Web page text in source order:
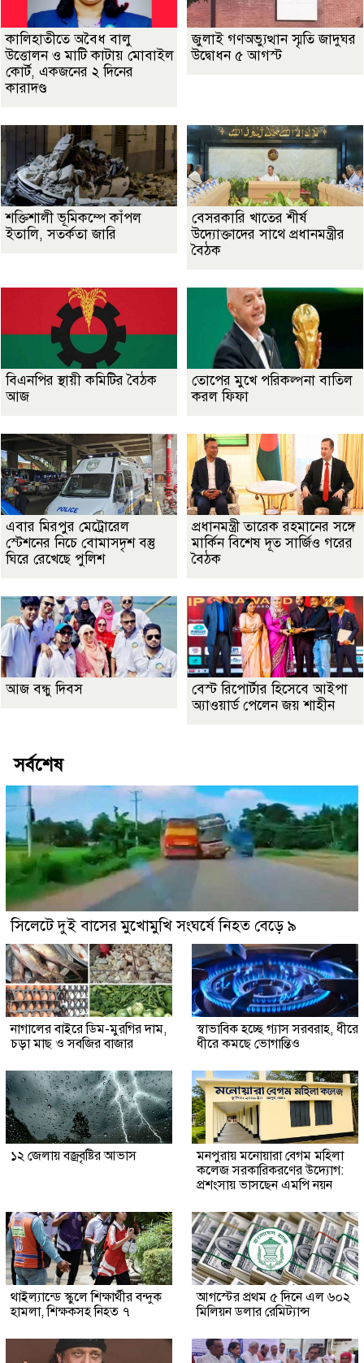
কালিহাতীতে অবৈধ বালু
উত্তোলন ও মাটি কাটায় মোবাইল
কোর্ট, একজনের ২ দিনের
কারাদণ্ড
জুলাই গণঅভ্যুত্থান স্মৃতি জাদুঘর
উদ্বোধন ৫ আগস্ট
শক্তিশালী ভূমিকম্পে কাঁপল
ইতালি, সতর্কতা জারি
বেসরকারি খাতের শীর্ষ
উদ্যোক্তাদের সাথে প্রধানমন্ত্রীর
বৈঠক
বিএনপির স্থায়ী কমিটির বৈঠক
আজ
তোপের মুখে পরিকল্পনা বাতিল
করল ফিফা
এবার মিরপুর মেট্রোরেল
স্টেশনের নিচে বোমাসদৃশ বস্তু
ঘিরে রেখেছে পুলিশ
প্রধানমন্ত্রী তারেক রহমানের সঙ্গে
মার্কিন বিশেষ দূত সার্জিও গরের
বৈঠক
আজ বন্ধু দিবস
বেস্ট রিপোর্টার হিসেবে আইপা
অ্যাওয়ার্ড পেলেন জয় শাহীন
সর্বশেষ
সিলেটে দুই বাসের মুখোমুখি সংঘর্ষে নিহত বেড়ে ৯
নাগালের বাইরে ডিম-মুরগির দাম,
চড়া মাছ ও সবজির বাজার
স্বাভাবিক হচ্ছে গ্যাস সরবরাহ, ধীরে
ধীরে কমছে ভোগান্তিও
১২ জেলায় বজ্রবৃষ্টির আভাস
মনপুরায় মনোয়ারা বেগম মহিলা
কলেজ সরকারিকরণের উদ্যোগ:
প্রশংসায় ভাসছেন এমপি নয়ন
থাইল্যান্ডে স্কুলে শিক্ষার্থীর বন্দুক
হামলা, শিক্ষকসহ নিহত ৭
আগস্টের প্রথম ৫ দিনে এল ৬০২
মিলিয়ন ডলার রেমিট্যান্স